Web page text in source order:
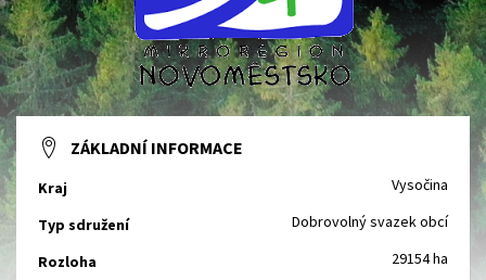
ZÁKLADNÍ INFORMACE
Kraj Vysočina
Typ sdružení Dobrovolný svazek obcí
Rozloha 29154 ha